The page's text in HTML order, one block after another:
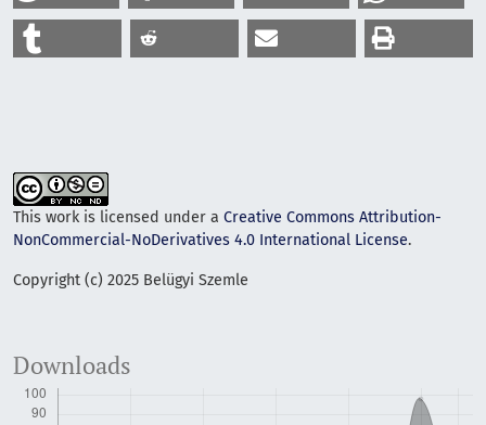
This work is licensed under a Creative Commons Attribution-
NonCommercial-NoDerivatives 4.0 International License.
Copyright (c) 2025 Belügyi Szemle
Downloads